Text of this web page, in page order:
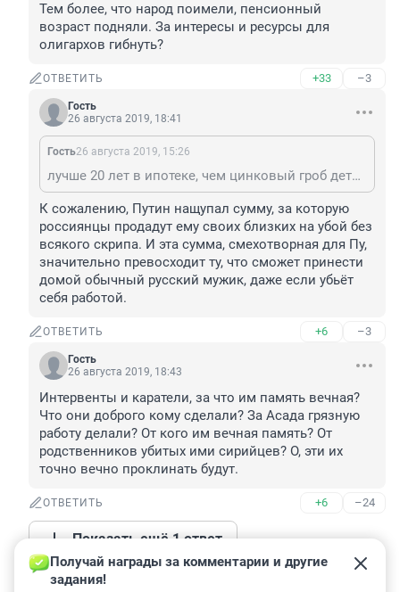
Тем более, что народ поимели, пенсионный
возраст подняли. За интересы и ресурсы для
олигархов гибнуть?
ОТВЕТИТЬ +33 –3
Гость
26 августа 2019, 18:41
Гость26 августа 2019, 15:26
лучше 20 лет в ипотеке, чем цинковый гроб деткам приедет, психологическая травма на всю жизнь Тем более, что народ поимели, пенсионный возраст подняли. За интересы и ресурсы для олигархов гибнуть?
К сожалению, Путин нащупал сумму, за которую
россиянцы продадут ему своих близких на убой без
всякого скрипа. И эта сумма, смехотворная для Пу,
значительно превосходит ту, что сможет принести
домой обычный русский мужик, даже если убьёт
себя работой.
ОТВЕТИТЬ +6 –3
Гость
26 августа 2019, 18:43
Интервенты и каратели, за что им память вечная?
Что они доброго кому сделали? За Асада грязную
работу делали? От кого им вечная память? От
родственников убитых ими сирийцев? О, эти их
точно вечно проклинать будут.
ОТВЕТИТЬ +6 –24
Показать ещё 1 ответ
Гость
Получай награды за комментарии и другие
задания!